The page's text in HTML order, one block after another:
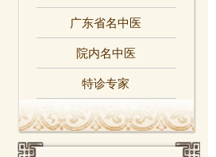
广东省名中医
院内名中医
特诊专家